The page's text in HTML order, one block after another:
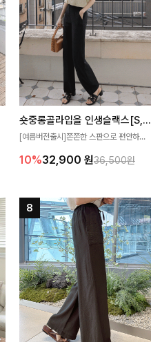
숏중롱골라입을 인생슬랙스[S,M,L,XL사이즈]
[여름버전출시]쫀쫀한 스판으로 편안하게
숏·기본·롱 기장과 와이드·부츠컷 핏까지 취
10%32,900 원36,500원